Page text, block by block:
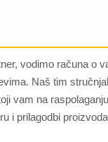
vodimo računa o
Naš tim
vam na
i prilagodbi